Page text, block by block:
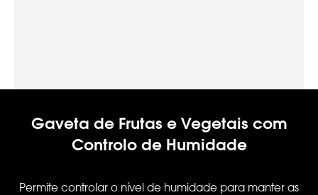
Gaveta de Frutas e Vegetais com
Controlo de Humidade
Permite controlar o nível de humidade para manter as